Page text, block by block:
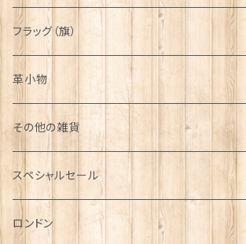
フラッグ（旗）
革小物
その他の雑貨
ミニカー
チャーム
スペシャルセール
ロンドン